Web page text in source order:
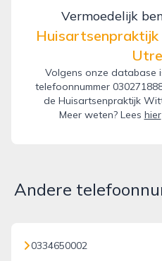
Vermoedelijk
Volgens onze database
telefoonnummer
de Huisartsenpraktijk
Meer weten? Lees hier
Andere
0334650002